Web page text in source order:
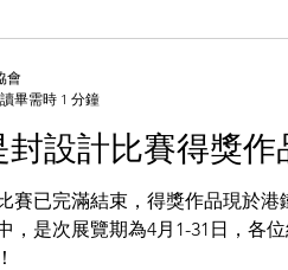
封設計比賽得獎作
賽已完滿結束，得獎作品現於港
，是次展覽期為4月1-31日，各
會
讀畢需時 1 分鐘